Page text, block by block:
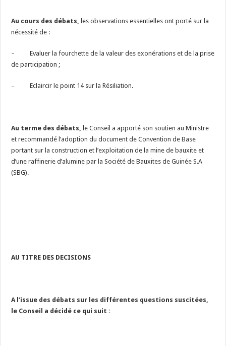
Au cours des débats,
les observations essentielles ont porté sur la
nécessité de :
– Evaluer la fourchette de la valeur des exonérations et de la prise
de participation ;
– Eclaircir le point 14 sur la Résiliation.
Au terme des débats,
le Conseil a apporté son soutien au Ministre
et recommandé l’adoption du document de Convention de Base
portant sur la construction et l’exploitation de la mine de bauxite et
d’une raffinerie d’alumine par la Société de Bauxites de Guinée S.A
(SBG).
AU TITRE DES DECISIONS
A l’issue des débats sur les différentes questions suscitées,
le Conseil a décidé ce qui suit :